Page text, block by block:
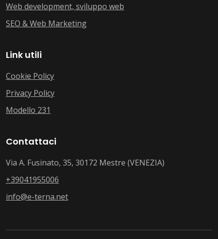
Web development, sviluppo web
SEO & Web Marketing
Link utili
Cookie Policy
Privacy Policy
Modello 231
Contattaci
Via A. Fusinato, 35, 30172 Mestre (VENEZIA)
+39041955006
info@e-terna.net